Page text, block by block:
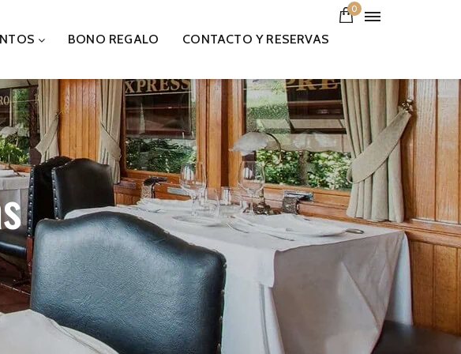
0
BONO REGALO CONTACTO Y RESERVAS